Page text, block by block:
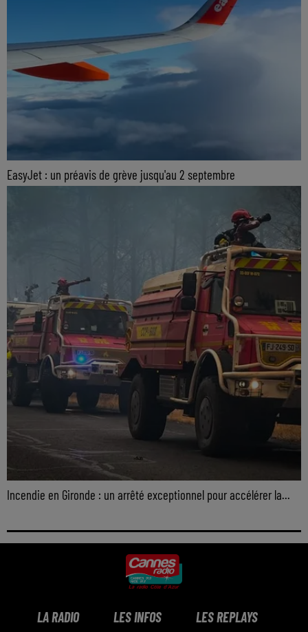
EasyJet : un préavis de grève jusqu'au 2 septembre
Incendie en Gironde : un arrêté exceptionnel pour accélérer la...
LA RADIO LES INFOS LES REPLAYS